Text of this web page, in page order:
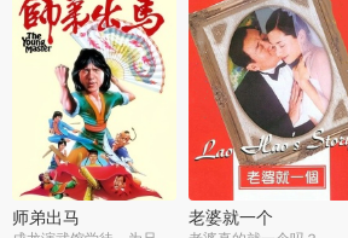
师弟出马 老婆就一个